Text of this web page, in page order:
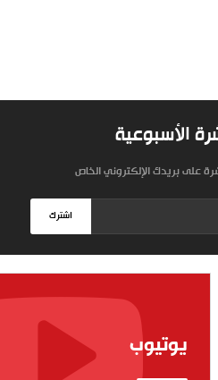
الأسبوعية
على بريدك الإلكتروني الخاص
اشترك
يوتيوب